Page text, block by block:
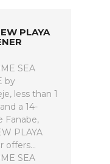
PLAYA
SEA
by
less than 1
a 14-
Fanabe,
PLAYA
offers...
SEA